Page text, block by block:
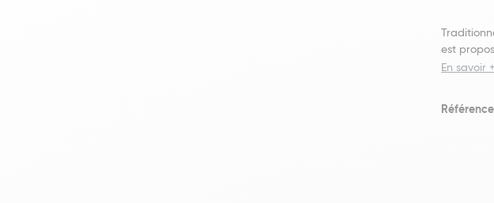
est
En savoir +